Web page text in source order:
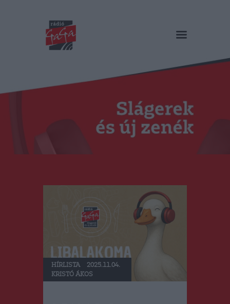
RÁDIÓ GAGA
Műsorok
Duma Duba
Podcast és videók
Stáb
HÍRLISTA
2025.11.04.
KRISTÓ ÁKOS